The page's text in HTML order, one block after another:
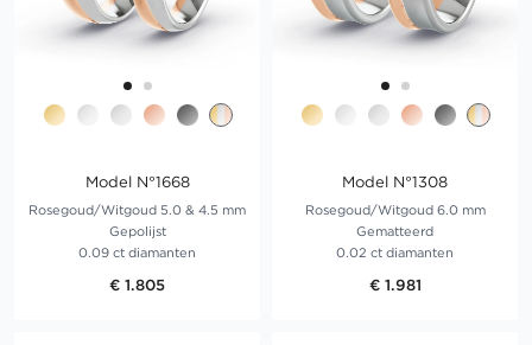
Model N°1668
Rosegoud/Witgoud 5.0 & 4.5 mm
Gepolijst
0.09 ct diamanten
€ 1.805
Model N°1308
Rosegoud/Witgoud 6.0 mm
Gematteerd
0.02 ct diamanten
€ 1.981